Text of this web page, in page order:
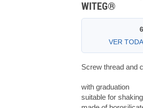
WITEG®
VER
Screw thread and
with graduation
suitable for